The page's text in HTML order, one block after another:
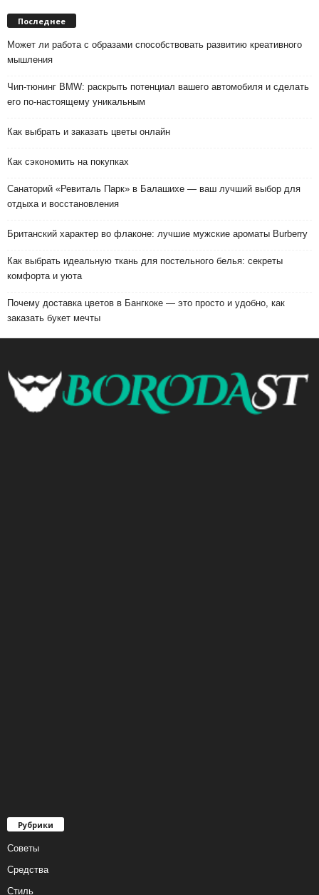
Последнее
Может ли работа с образами способствовать развитию креативного
мышления
Чип-тюнинг BMW: раскрыть потенциал вашего автомобиля и сделать
его по-настоящему уникальным
Как выбрать и заказать цветы онлайн
Как сэкономить на покупках
Санаторий «Ревиталь Парк» в Балашихе — ваш лучший выбор для
отдыха и восстановления
Британский характер во флаконе: лучшие мужские ароматы Burberry
Как выбрать идеальную ткань для постельного белья: секреты
комфорта и уюта
Почему доставка цветов в Бангкоке — это просто и удобно, как
заказать букет мечты
Рубрики
Советы
Средства
Стиль